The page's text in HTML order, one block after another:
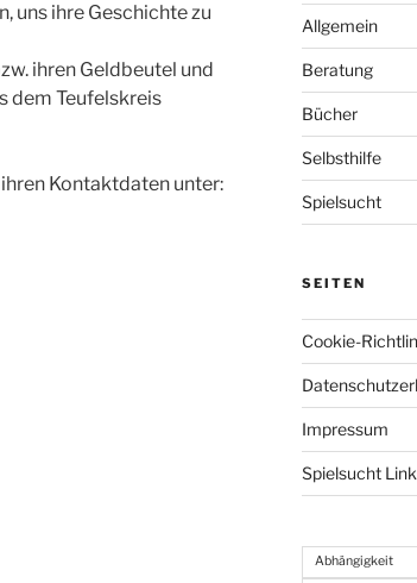
uns ihre Geschichte zu
ihren Geldbeutel und
dem Teufelskreis
Kontaktdaten unter:
Allgemein
Beratung
Bücher
Selbsthilfe
Spielsucht
SEITEN
Cookie-
Impressum
Spielsucht
Abhängigkeit